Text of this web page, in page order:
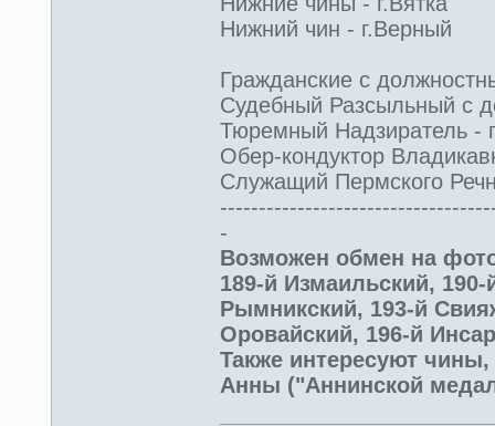
Нижний чин - г.Верный
Гражданские с
Судебный Разсыльный с
Тюремный Надзиратель -
Обер-кондуктор
Служащий Пермского
-
Возможен обмен на
189-й Измаильский,
Рымникский, 193-й
Оровайский, 196-й
Также интересуют
Анны ("Аннинской